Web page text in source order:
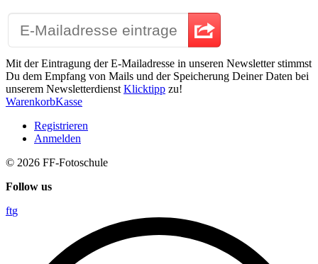
Mit der Eintragung der E-Mailadresse in unseren Newsletter stimmst
Du dem Empfang von Mails und der Speicherung Deiner Daten bei
unserem Newsletterdienst Klicktipp zu!
WarenkorbKasse
Registrieren
Anmelden
© 2026 FF-Fotoschule
Follow us
ftg